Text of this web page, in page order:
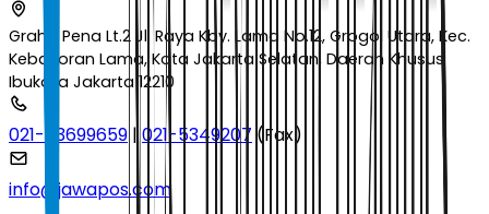
Graha Pena Lt.2 Jl. Raya Kby. Lama No.12, Grogol Utara, Kec.
Kebayoran Lama, Kota Jakarta Selatan, Daerah Khusus
Ibukota Jakarta 12210
021-53699659 |021-5349207 (Fax)
info@jawapos.com